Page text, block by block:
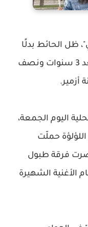
ظل الحائط بدلًا
من ظل الرجل، واحتفلت بطلاقها بعد 3 سنوات ونصف
أزمير.
اليوم الجمعة،
حملّت
فرقة طبول
الشهيرة